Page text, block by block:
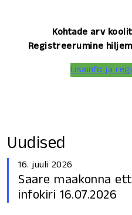
Kohtade arv
Registreerumine
Lisainfo ja
Uudised
16. juuli 2026
Saare maakonna
infokiri 16.07.2026